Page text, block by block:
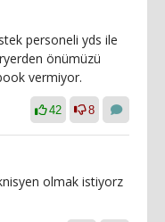
personeli yds ile
önümüzü
vermiyor.
42 8
olmak istiyorz